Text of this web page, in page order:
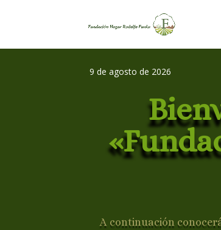
9 de agosto de 2026
A continuación